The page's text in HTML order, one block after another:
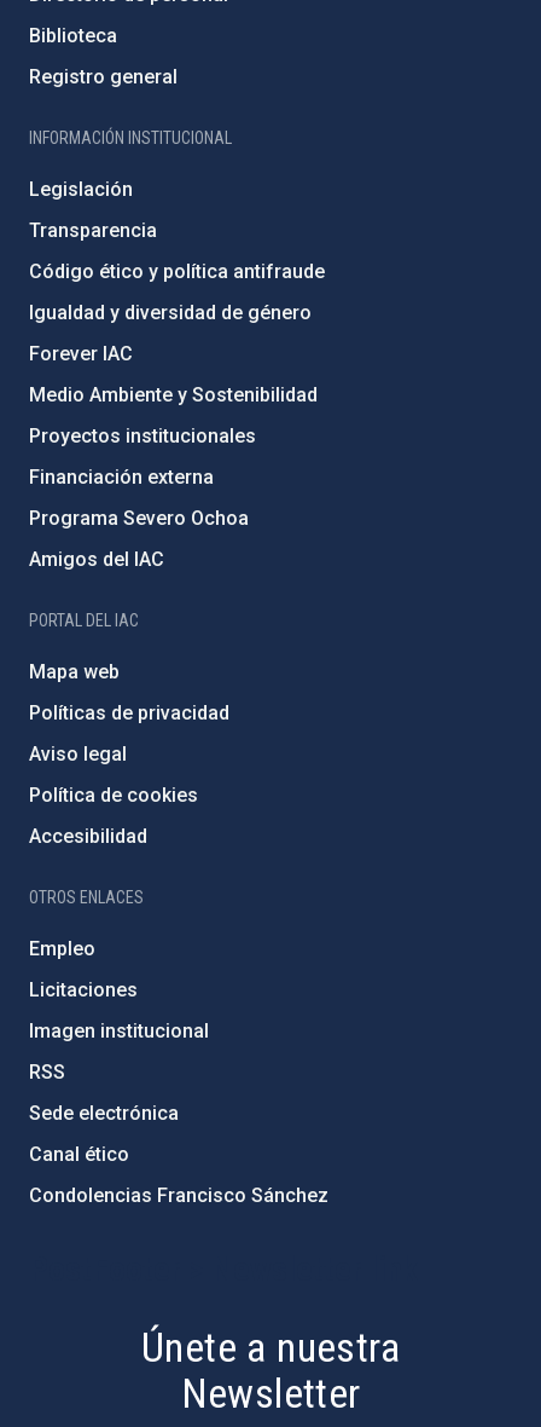
Biblioteca
Registro general
INFORMACIÓN INSTITUCIONAL
Legislación
Transparencia
Código ético y política antifraude
Igualdad y diversidad de género
Forever IAC
Medio Ambiente y Sostenibilidad
Proyectos institucionales
Financiación externa
Programa Severo Ochoa
Amigos del IAC
PORTAL DEL IAC
Mapa web
Políticas de privacidad
Aviso legal
Política de cookies
Accesibilidad
OTROS ENLACES
Empleo
Licitaciones
Imagen institucional
RSS
Sede electrónica
Canal ético
Condolencias Francisco Sánchez
Únete a nuestra
Newsletter